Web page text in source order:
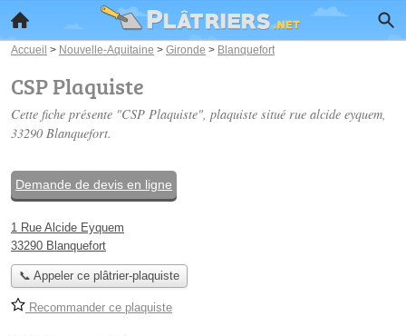
Accueil > Nouvelle-Aquitaine > Gironde > Blanquefort
CSP Plaquiste
Cette fiche présente "CSP Plaquiste", plaquiste situé rue alcide eyquem,
33290 Blanquefort.
Demande de devis en ligne
1 Rue Alcide Eyquem
33290 Blanquefort
📞 Appeler ce plâtrier-plaquiste
Recommander ce plaquiste